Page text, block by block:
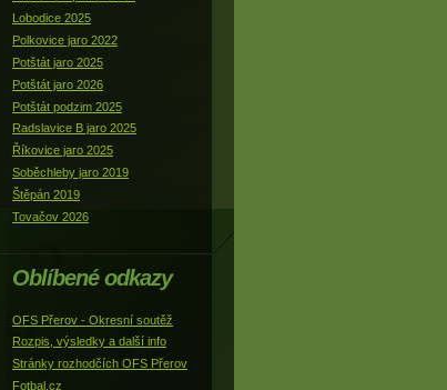
Lobodice 2025
Polkovice jaro 2022
Potštát jaro 2025
Potštát jaro 2026
Potštát podzim 2025
Radslavice B jaro 2025
Říkovice jaro 2025
Soběchleby jaro 2019
Štěpán 2019
Tovačov 2026
Oblíbené odkazy
OFS Přerov - Okresní soutěž
Rozpis, výsledky a další info
Stránky rozhodčích OFS Přerov
Fotbal.cz